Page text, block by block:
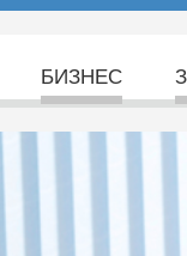
БИЗНЕС